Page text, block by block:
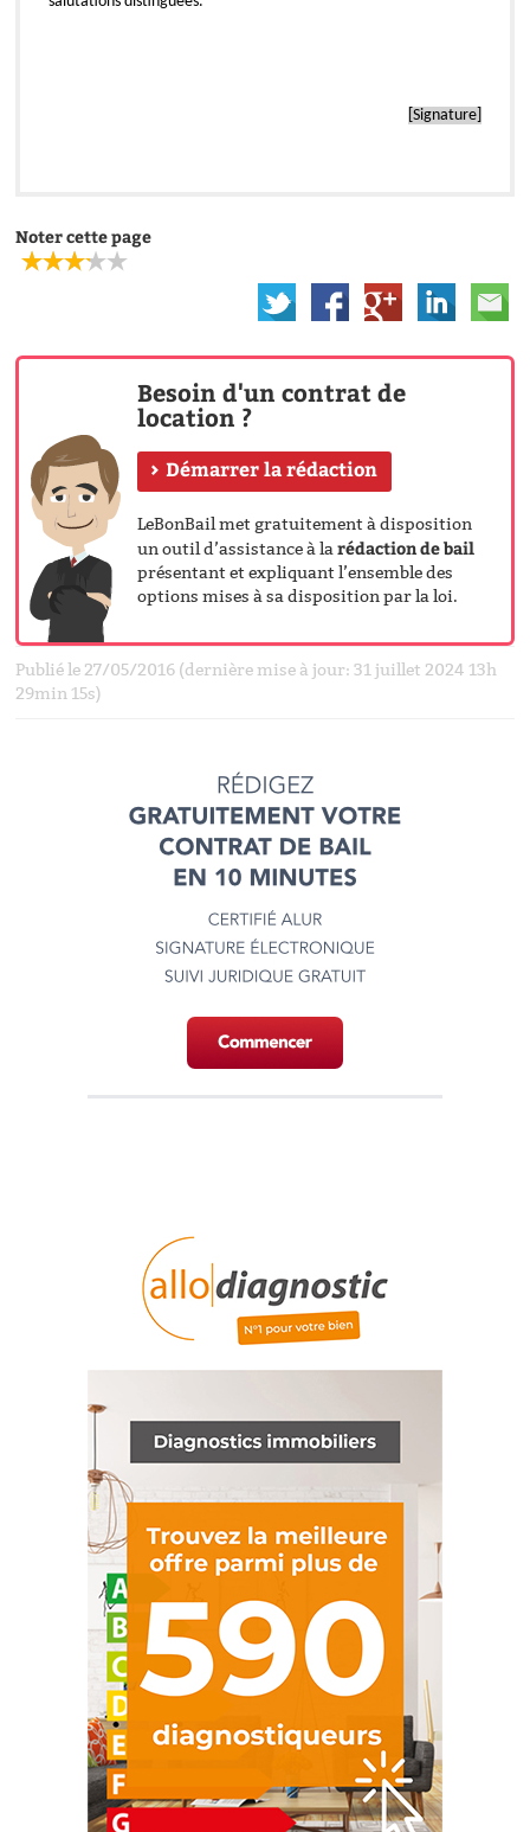
[Signature]
Noter cette page
Besoin d'un contrat de
location ?
Démarrer la rédaction
LeBonBail met gratuitement à disposition
un outil d’assistance à larédaction de bail
présentant et expliquant l’ensemble des
options mises à sa disposition par la loi.
Publié le 27/05/2016 (dernière mise à jour: 31 juillet 2024 13h
29min 15s)